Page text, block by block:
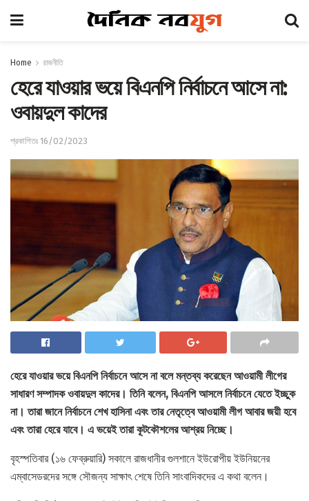
Home রাজনীতি
হেরে যাওয়ার ভয়ে বিএনপি নির্বাচনে আসে না:
ওবায়দুল কাদের
প্রকাশিতঃ 16/02/2023
হেরে যাওয়ার ভয়ে বিএনপি নির্বাচনে আসে না বলে মন্তব্য করেছেন আওয়ামী লীগের
সাধারণ সম্পাদক ওবায়দুল কাদের। তিনি বলেন, বিএনপি আসলে নির্বাচনে যেতে ইচ্ছুক
না। তারা জানে নির্বাচনে শেখ হাসিনা এবং তার নেতৃত্বে আওয়ামী লীগ আবার জয়ী হবে
এবং তারা হেরে যাবে। এ ভয়েই তারা কূটকৌশলের আশ্রয় নিচ্ছে।
বৃহস্পতিবার (১৬ ফেব্রুয়ারি) সকালে রাজধানীর গুলশানে ইউরোপীয় ইউনিয়নের
এম্বাসেডরদের সঙ্গে সৌজন্য সাক্ষাৎ শেষে তিনি সাংবাদিকদের এ কথা বলেন।